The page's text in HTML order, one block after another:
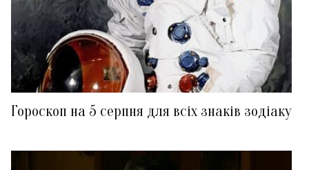
Гороскоп на 5 серпня для всіх знаків зодіаку